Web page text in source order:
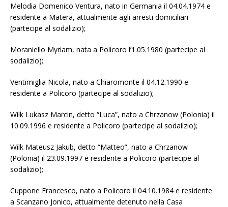
Melodia Domenico Ventura, nato in Germania il 04.04.1974 e
residente a Matera, attualmente agli arresti domiciliari
(partecipe al sodalizio);
Moraniello Myriam, nata a Policoro l’1.05.1980 (partecipe al
sodalizio);
Ventimiglia Nicola, nato a Chiaromonte il 04.12.1990 e
residente a Policoro (partecipe al sodalizio);
Wilk Lukasz Marcin, detto “Luca”, nato a Chrzanow (Polonia) il
10.09.1996 e residente a Policoro (partecipe al sodalizio);
Wilk Mateusz Jakub, detto “Matteo”, nato a Chrzanow
(Polonia) il 23.09.1997 e residente a Policoro (partecipe al
sodalizio);
Cuppone Francesco, nato a Policoro il 04.10.1984 e residente
a Scanzano Jonico, attualmente detenuto nella Casa